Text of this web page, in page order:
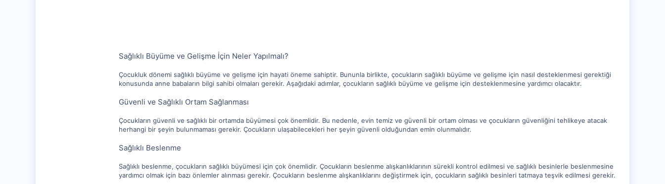
Sağlıklı Büyüme ve Gelişme İçin Neler Yapılmalı?
Çocukluk dönemi sağlıklı büyüme ve gelişme için hayati öneme sahiptir. Bununla birlikte, çocukların sağlıklı büyüme ve gelişme için nasıl desteklenmesi gerektiği
konusunda anne babaların bilgi sahibi olmaları gerekir. Aşağıdaki adımlar, çocukların sağlıklı büyüme ve gelişme için desteklenmesine yardımcı olacaktır.
Güvenli ve Sağlıklı Ortam Sağlanması
Çocukların güvenli ve sağlıklı bir ortamda büyümesi çok önemlidir. Bu nedenle, evin temiz ve güvenli bir ortam olması ve çocukların güvenliğini tehlikeye atacak
herhangi bir şeyin bulunmaması gerekir. Çocukların ulaşabilecekleri her şeyin güvenli olduğundan emin olunmalıdır.
Sağlıklı Beslenme
Sağlıklı beslenme, çocukların sağlıklı büyümesi için çok önemlidir. Çocukların beslenme alışkanlıklarının sürekli kontrol edilmesi ve sağlıklı besinlerle beslenmesine
yardımcı olmak için bazı önlemler alınması gerekir. Çocukların beslenme alışkanlıklarını değiştirmek için, çocukların sağlıklı besinleri tatmaya teşvik edilmesi gerekir.